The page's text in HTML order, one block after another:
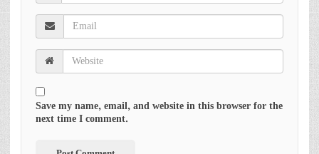
Save my name, email, and website in this browser for the
next time I comment.